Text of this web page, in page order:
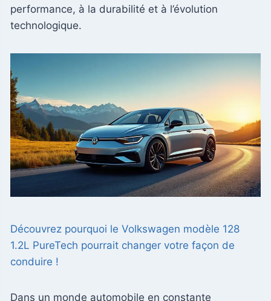
performance, à la durabilité et à l’évolution
technologique.
Découvrez pourquoi le Volkswagen modèle 128
1.2L PureTech pourrait changer votre façon de
conduire !
Dans un monde automobile en constante